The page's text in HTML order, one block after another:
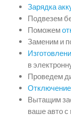
Зарядка
Подвезем
Поможем
Заменим и
в
Проведем
Отключение
Вытащим
ваше авто